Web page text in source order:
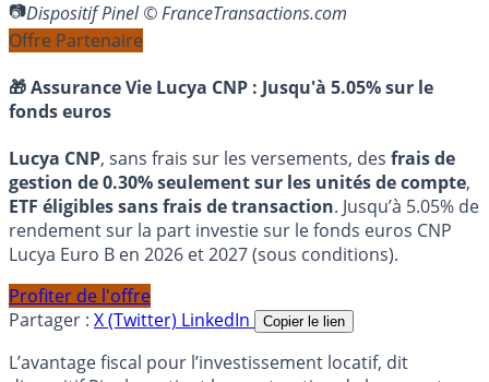
Dispositif Pinel © FranceTransactions.com
Offre Partenaire
🎁 Assurance Vie Lucya CNP : Jusqu'à 5.05% sur le
fonds euros
Lucya CNP, sans frais sur les versements, des frais de
gestion de 0.30% seulement sur les unités de compte,
ETF éligibles sans frais de transaction. Jusqu’à 5.05% de
rendement sur la part investie sur le fonds euros CNP
Lucya Euro B en 2026 et 2027 (sous conditions).
Profiter de l'offre
Partager : X (Twitter) LinkedIn Copier le lien
L’avantage fiscal pour l’investissement locatif, dit